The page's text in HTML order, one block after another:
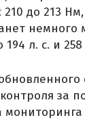
до 213
194 л. с. и
за